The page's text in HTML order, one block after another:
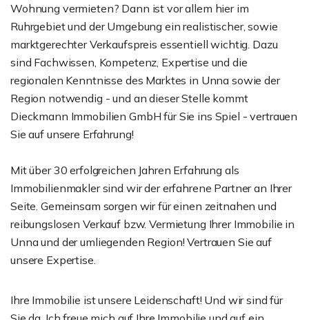
Wohnung vermieten? Dann ist vor allem hier im
Ruhrgebiet und der Umgebung ein realistischer, sowie
marktgerechter Verkaufspreis essentiell wichtig. Dazu
sind Fachwissen, Kompetenz, Expertise und die
regionalen Kenntnisse des Marktes in Unna sowie der
Region notwendig - und an dieser Stelle kommt
Dieckmann Immobilien GmbH für Sie ins Spiel - vertrauen
Sie auf unsere Erfahrung!
Mit über 30 erfolgreichen Jahren Erfahrung als
Immobilienmakler sind wir der erfahrene Partner an Ihrer
Seite. Gemeinsam sorgen wir für einen zeitnahen und
reibungslosen Verkauf bzw. Vermietung Ihrer Immobilie in
Unna und der umliegenden Region! Vertrauen Sie auf
unsere Expertise.
Ihre Immobilie ist unsere Leidenschaft! Und wir sind für